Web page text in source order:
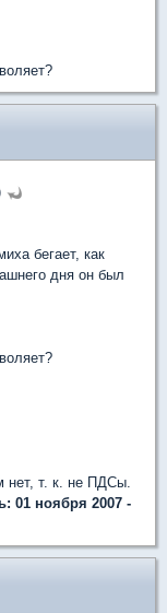
бегает, как
дня он был
т. к. не ПДСы.
01 ноября 2007 -